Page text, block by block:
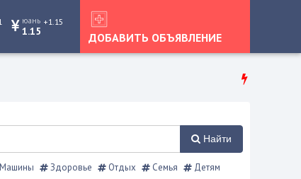
юань
1.15
+1.15
ДОБАВИТЬ ОБЪЯВЛЕНИЕ
Найти
Здоровье Отдых Семья Детям